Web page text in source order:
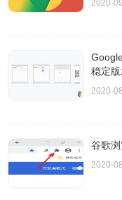
2020-
稳定
2020-
谷歌
2020-